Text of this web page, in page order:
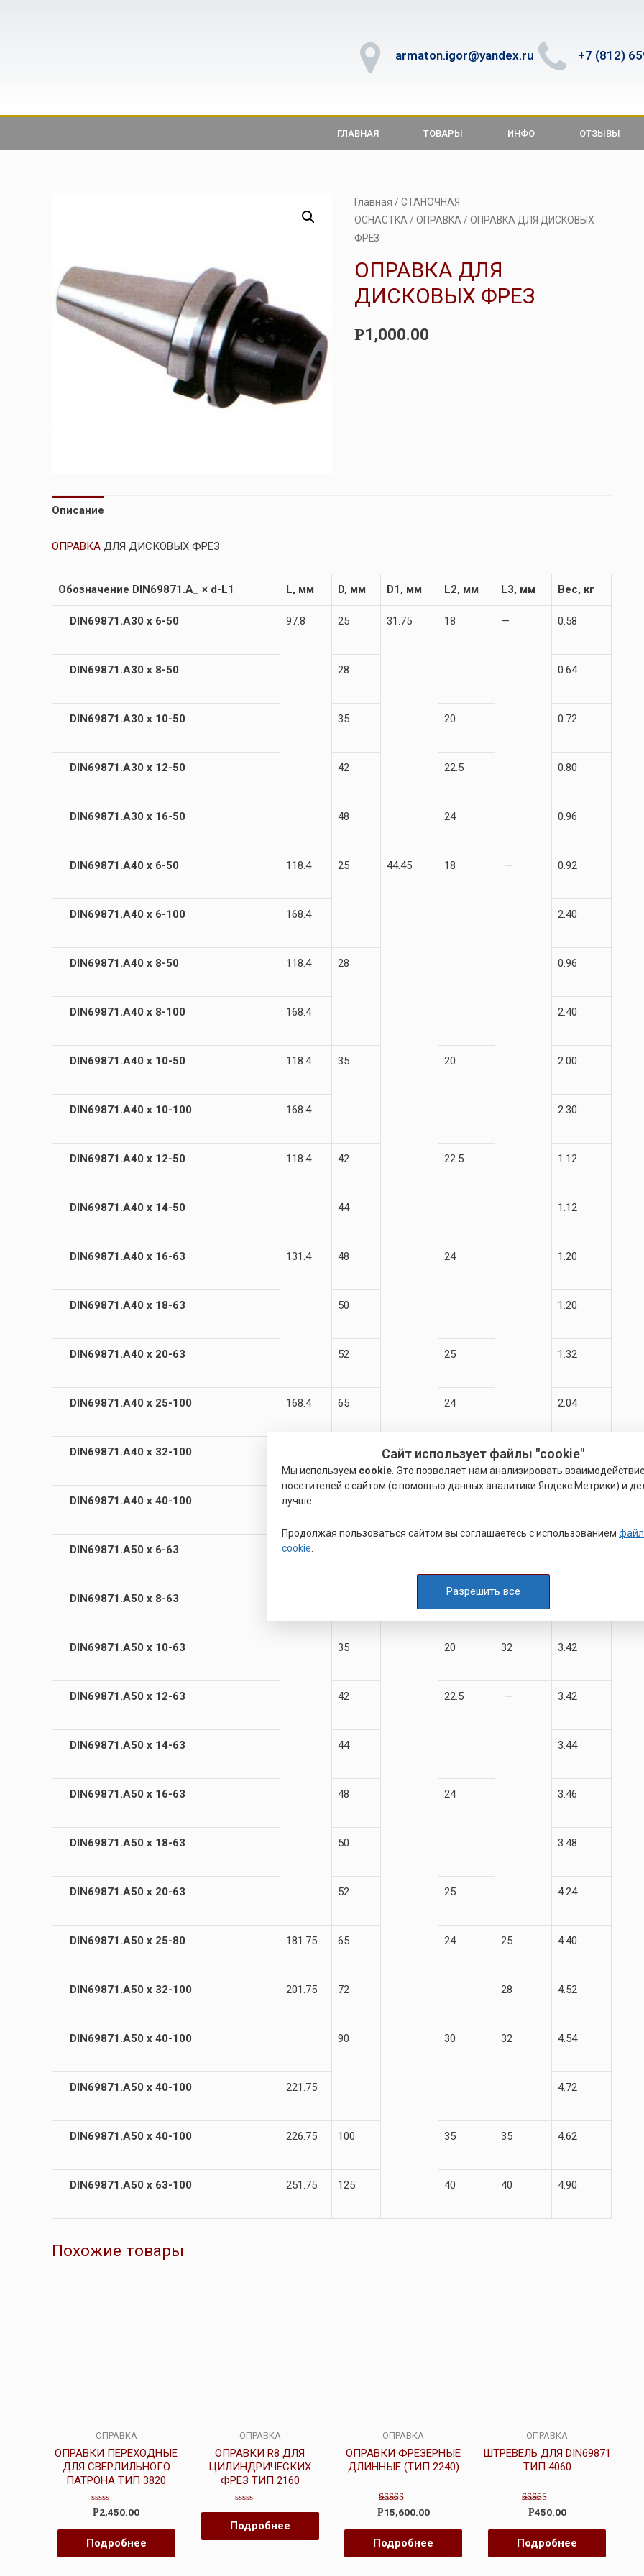
armaton.igor@yandex.ru +7 (812)
ГЛАВНАЯ ТОВАРЫ ИНФО ОТЗЫВЫ
Главная / СТАНОЧНАЯ
ОСНАСТКА / ОПРАВКА / ОПРАВКА ДЛЯ ДИСКОВЫХ
ФРЕЗ
ОПРАВКА ДЛЯ
ДИСКОВЫХ ФРЕЗ
Р1,000.00
Описание
ОПРАВКА ДЛЯ ДИСКОВЫХ ФРЕЗ
Обозначение DIN69871.А_ × d-L1 L, мм D, мм D1, мм L2, мм L3, мм Вес, кг
DIN69871.А30 х 6-50 97.8 25 31.75 18 — 0.58
DIN69871.А30 х 8-50 28 0.64
DIN69871.А30 х 10-50 35 20 0.72
DIN69871.А30 х 12-50 42 22.5 0.80
DIN69871.А30 х 16-50 48 24 0.96
DIN69871.А40 х 6-50 118.4 25 44.45 18 — 0.92
DIN69871.А40 х 6-100 168.4 2.40
DIN69871.А40 х 8-50 118.4 28 0.96
DIN69871.А40 х 8-100 168.4 2.40
DIN69871.А40 х 10-50 118.4 35 20 2.00
DIN69871.А40 х 10-100 168.4 2.30
DIN69871.А40 х 12-50 118.4 42 22.5 1.12
DIN69871.А40 х 14-50 44 1.12
DIN69871.А40 х 16-63 131.4 48 24 1.20
DIN69871.А40 х 18-63 50 1.20
DIN69871.А40 х 20-63 52 25 1.32
DIN69871.А40 х 25-100 168.4 65 24 2.04
DIN69871.А40 х 32-100 2.24
DIN69871.А40 х 40-100 188.4
DIN69871.А50 х 6-63 164.75
DIN69871.А50 х 8-63 28
DIN69871.А50 х 10-63 35 20 32 3.42
DIN69871.А50 х 12-63 42 22.5 — 3.42
DIN69871.А50 х 14-63 44 3.44
DIN69871.А50 х 16-63 48 24 3.46
DIN69871.А50 х 18-63 50 3.48
DIN69871.А50 х 20-63 52 25 4.24
DIN69871.А50 х 25-80 181.75 65 24 25 4.40
DIN69871.А50 х 32-100 201.75 72 28 4.52
DIN69871.А50 х 40-100 90 30 32 4.54
DIN69871.А50 х 40-100 221.75 4.72
DIN69871.А50 х 40-100 226.75 100 35 35 4.62
DIN69871.А50 х 63-100 251.75 125 40 40 4.90
Похожие товары
ОПРАВКА
ОПРАВКИ ПЕРЕХОДНЫЕ
ДЛЯ СВЕРЛИЛЬНОГО
ПАТРОНА ТИП 3820
Оценка
из
5
Р2,450.00
Подробнее
ОПРАВКА
ОПРАВКИ R8 ДЛЯ
ЦИЛИНДРИЧЕСКИХ
ФРЕЗ ТИП 2160
Оценка
0
из
Подробнее
ОПРАВКА
ОПРАВКИ ФРЕЗЕРНЫЕ
ДЛИННЫЕ (ТИП 2240)
Оценка
4.00
из 5
Р15,600.00
Подробнее
ОПРАВКА
ШТРЕВЕЛЬ ДЛЯ DIN69871
ТИП 4060
Оценка
из 5
Р450.00
Подробнее
Сайт использует файлы "cookie"
Мы используем cookie . Это позволяет нам анализировать взаимодействие
посетителей с сайтом (с помощью данных аналитики Яндекс.Метрики) и
лучше.
Продолжая пользоваться сайтом вы соглашаетесь с использованием
cookie
Разрешить все